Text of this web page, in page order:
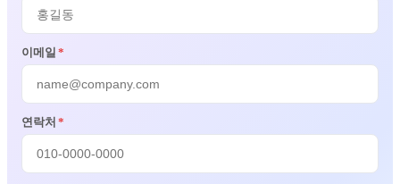
이메일 *
연락처 *